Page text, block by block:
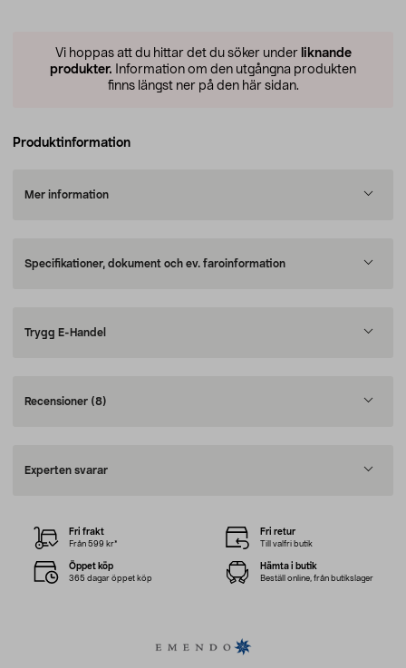
Vi hoppas att du hittar det du söker under liknande
produkter. Information om den utgångna produkten
finns längst ner på den här sidan.
Produktinformation
Mer information
Specifikationer, dokument och ev. faroinformation
Trygg E-Handel
Recensioner (8)
Experten svarar
Fri frakt
Från 599 kr*
Fri retur
Till valfri butik
Öppet köp
365 dagar öppet köp
Hämta i butik
Beställ online, från butikslager